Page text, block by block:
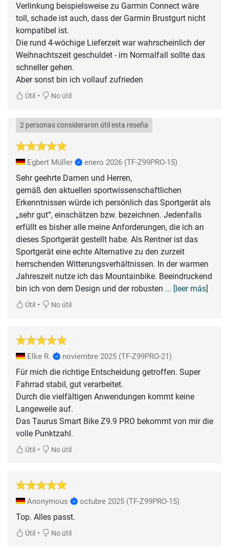
Verlinkung beispielsweise zu Garmin Connect wäre
toll, schade ist auch, dass der Garmin Brustgurt nicht
kompatibel ist.
Die rund 4-wöchige Lieferzeit war wahrscheinlich der
Weihnachtszeit geschuldet - im Normalfall sollte das
schneller gehen.
Aber sonst bin ich vollauf zufrieden
Útil • No útil
2 personas consideraron útil esta reseña
Egbert Müller enero 2026 (TF-Z99PRO-15)
Sehr geehrte Damen und Herren,
gemäß den aktuellen sportwissenschaftlichen
Erkenntnissen würde ich persönlich das Sportgerät als
„sehr gut“, einschätzen bzw. bezeichnen. Jedenfalls
erfüllt es bisher alle meine Anforderungen, die ich an
dieses Sportgerät gestellt habe. Als Rentner ist das
Sportgerät eine echte Alternative zu den zurzeit
herrschenden Witterungsverhältnissen. In der warmen
Jahreszeit nutze ich das Mountainbike. Beeindruckend
bin ich von dem Design und der robusten ... [leer más]
Útil • No útil
Elke R. noviembre 2025 (TF-Z99PRO-21)
Für mich die richtige Entscheidung getroffen. Super
Fahrrad stabil, gut verarbeitet.
Durch die vielfältigen Anwendungen kommt keine
Langeweile auf.
Das Taurus Smart Bike Z9.9 PRO bekommt von mir die
volle Punktzahl.
Útil • No útil
Anonymous octubre 2025 (TF-Z99PRO-15)
Top. Alles passt.
Útil • No útil